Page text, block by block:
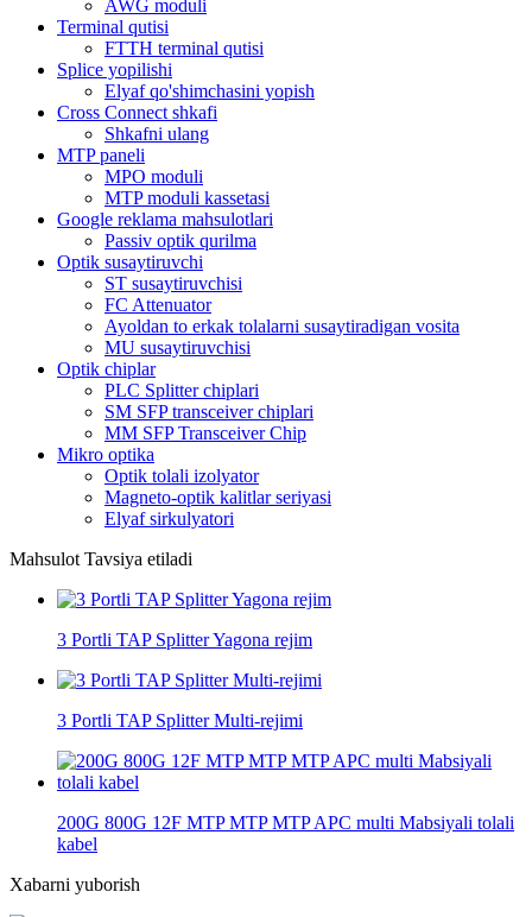
AWG moduli
Terminal qutisi
FTTH terminal qutisi
Splice yopilishi
Elyaf qo'shimchasini yopish
Cross Connect shkafi
Shkafni ulang
MTP paneli
MPO moduli
MTP moduli kassetasi
Google reklama mahsulotlari
Passiv optik qurilma
Optik susaytiruvchi
ST susaytiruvchisi
FC Attenuator
Ayoldan to erkak tolalarni susaytiradigan vosita
MU susaytiruvchisi
Optik chiplar
PLC Splitter chiplari
SM SFP transceiver chiplari
MM SFP Transceiver Chip
Mikro optika
Optik tolali izolyator
Magneto-optik kalitlar seriyasi
Elyaf sirkulyatori
Mahsulot Tavsiya etiladi
3 Portli TAP Splitter Yagona rejim
3 Portli TAP Splitter Multi-rejimi
200G 800G 12F MTP MTP MTP APC multi Mabsiyali tolali
kabel
Xabarni yuborish